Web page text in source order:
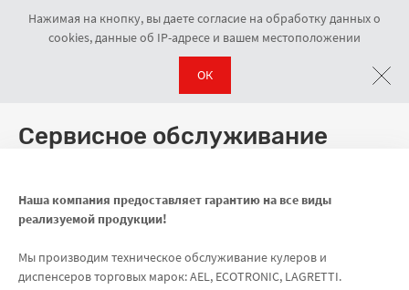
Сервисный центр
Сервисное обслуживание
Наша компания предоставляет гарантию на все виды
реализуемой продукции!
Мы производим техническое обслуживание кулеров и
диспенсеров торговых марок: AEL, ECOTRONIC, LAGRETTI.
Нажимая на кнопку, вы даете согласие на обработку данных о
cookies, данные об IP-адресе и вашем местоположении
ОК